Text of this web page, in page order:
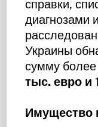
справки,
диагнозами
Украины
сумму более
тыс. евро и
Имущество